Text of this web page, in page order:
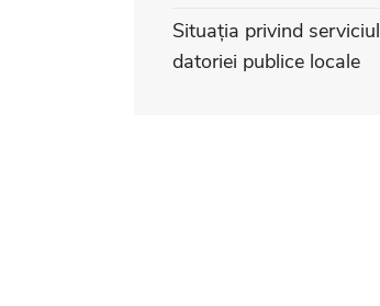
Situația privind serviciul
datoriei publice locale